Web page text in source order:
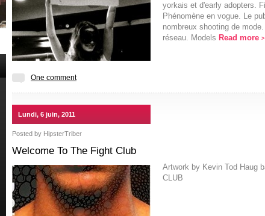
yorkais et d'early adopters.
Phénomène en vogue. Le
nombreux shooting de
réseau. Models Read more >
One comment
Lundi, 6 juin, 2011
Posted by HipsterTriber
Welcome To The Fight Club
Artwork by Kevin Tod Haug
CLUB